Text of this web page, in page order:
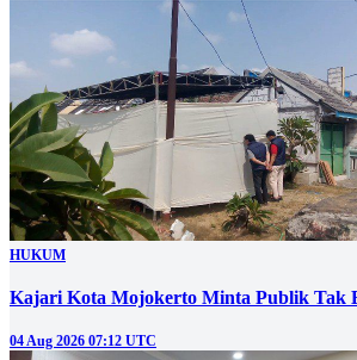
HUKUM
Kajari Kota Mojokerto Minta Publik Tak
04 Aug 2026 07:12 UTC